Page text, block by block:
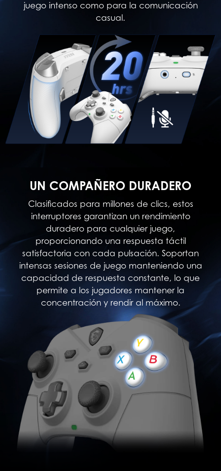
juego intenso como para la comunicación
casual.
UN COMPAÑERO DURADERO
Clasificados para millones de clics, estos
interruptores garantizan un rendimiento
duradero para cualquier juego,
proporcionando una respuesta táctil
satisfactoria con cada pulsación. Soportan
intensas sesiones de juego manteniendo una
capacidad de respuesta constante, lo que
permite a los jugadores mantener la
concentración y rendir al máximo.